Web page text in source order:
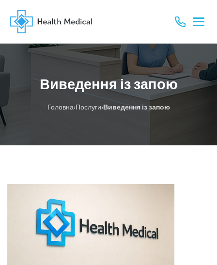
Виведення із запою
Головна›Послуги›Виведення із запою